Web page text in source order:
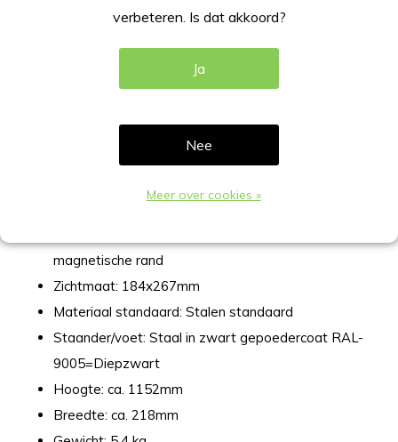
in zwart gepoedercoat diepzwart. (RAL
informatiestandaard verkrijgbaar in
vele andere RAL-kleuren (vanaf 10 stuks in een andere
Specificaties informatiestandaard
magnetische rand
Zichtmaat: 184x267mm
Materiaal standaard: Stalen standaard
Staander/voet: Staal in zwart gepoedercoat RAL-
9005=Diepzwart
Hoogte: ca. 1152mm
Breedte: ca. 218mm
verbeteren. Is dat akkoord?
Ja
Nee
Meer over cookies »